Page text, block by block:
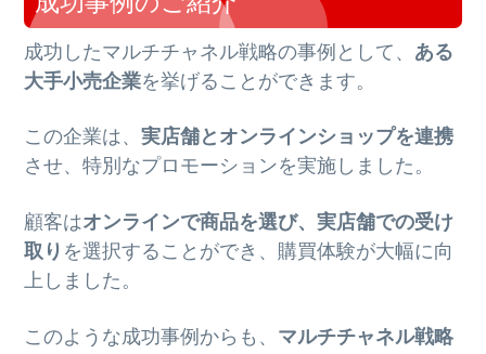
成功したマルチチャネル戦略の事例として、 ある
大手小売企業を挙げることができます。
この企業は、実店舗とオンラインショップを連携
させ、特別なプロモーションを実施しました。
顧客はオンラインで商品を選び、実店舗での受け
取り を選択することができ、購買体験が大幅に向
上しました。
このような成功事例からも、 マルチチャネル戦略